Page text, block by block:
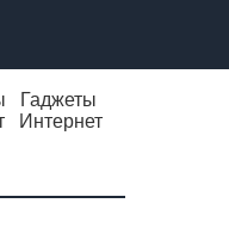
Гаджеты
Интернет